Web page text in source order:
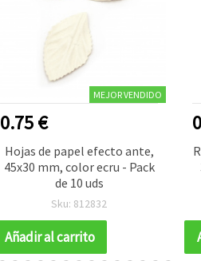
MEJOR VENDIDO
0.75 €
Hojas de papel efecto ante,
45x30 mm, color ecru - Pack
de 10 uds
Sku: 812832
Añadir al carrito